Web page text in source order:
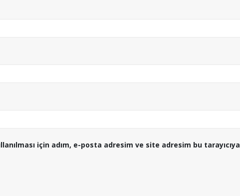
için adım, e-posta adresim ve site adresim bu tarayıcıya